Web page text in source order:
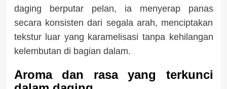
daging berputar pelan, ia menyerap panas
secara konsisten dari segala arah, menciptakan
tekstur luar yang karamelisasi tanpa kehilangan
kelembutan di bagian dalam.
Aroma dan rasa yang terkunci